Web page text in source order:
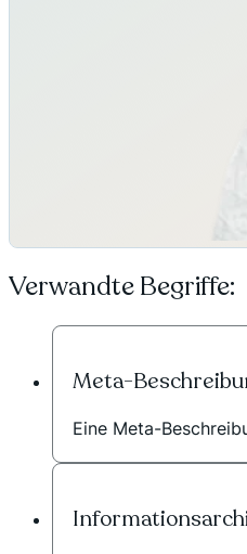
Verwandte Begriffe:
Meta-
Eine Meta-